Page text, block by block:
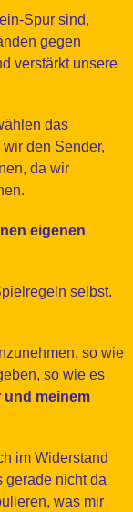
Spur sind,
gegen
verstärkt unsere
das
den Sender,
da wir
eigenen
selbst.
so wie
so wie es
und meinem
im Widerstand
gerade nicht da
was mir